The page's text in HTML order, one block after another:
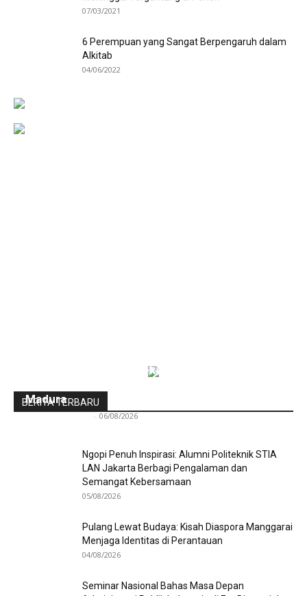
07/03/2021
6 Perempuan yang Sangat Berpengaruh dalam
Alkitab
04/06/2022
BERITA TERBARU
Indonesia-Tiongkok Teken MoU
Madura
- 06/08/2026
Ngopi Penuh Inspirasi: Alumni Politeknik STIA
LAN Jakarta Berbagi Pengalaman dan
Semangat Kebersamaan
05/08/2026
Pulang Lewat Budaya: Kisah Diaspora Manggarai
Menjaga Identitas di Perantauan
04/08/2026
Seminar Nasional Bahas Masa Depan